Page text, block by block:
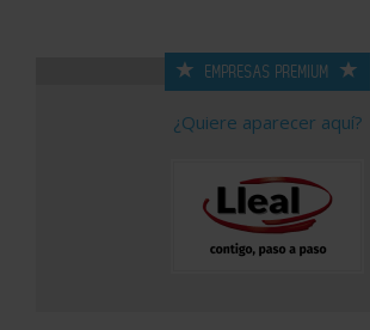
EMPRESAS PREMIUM
¿Quiere aparecer aquí?